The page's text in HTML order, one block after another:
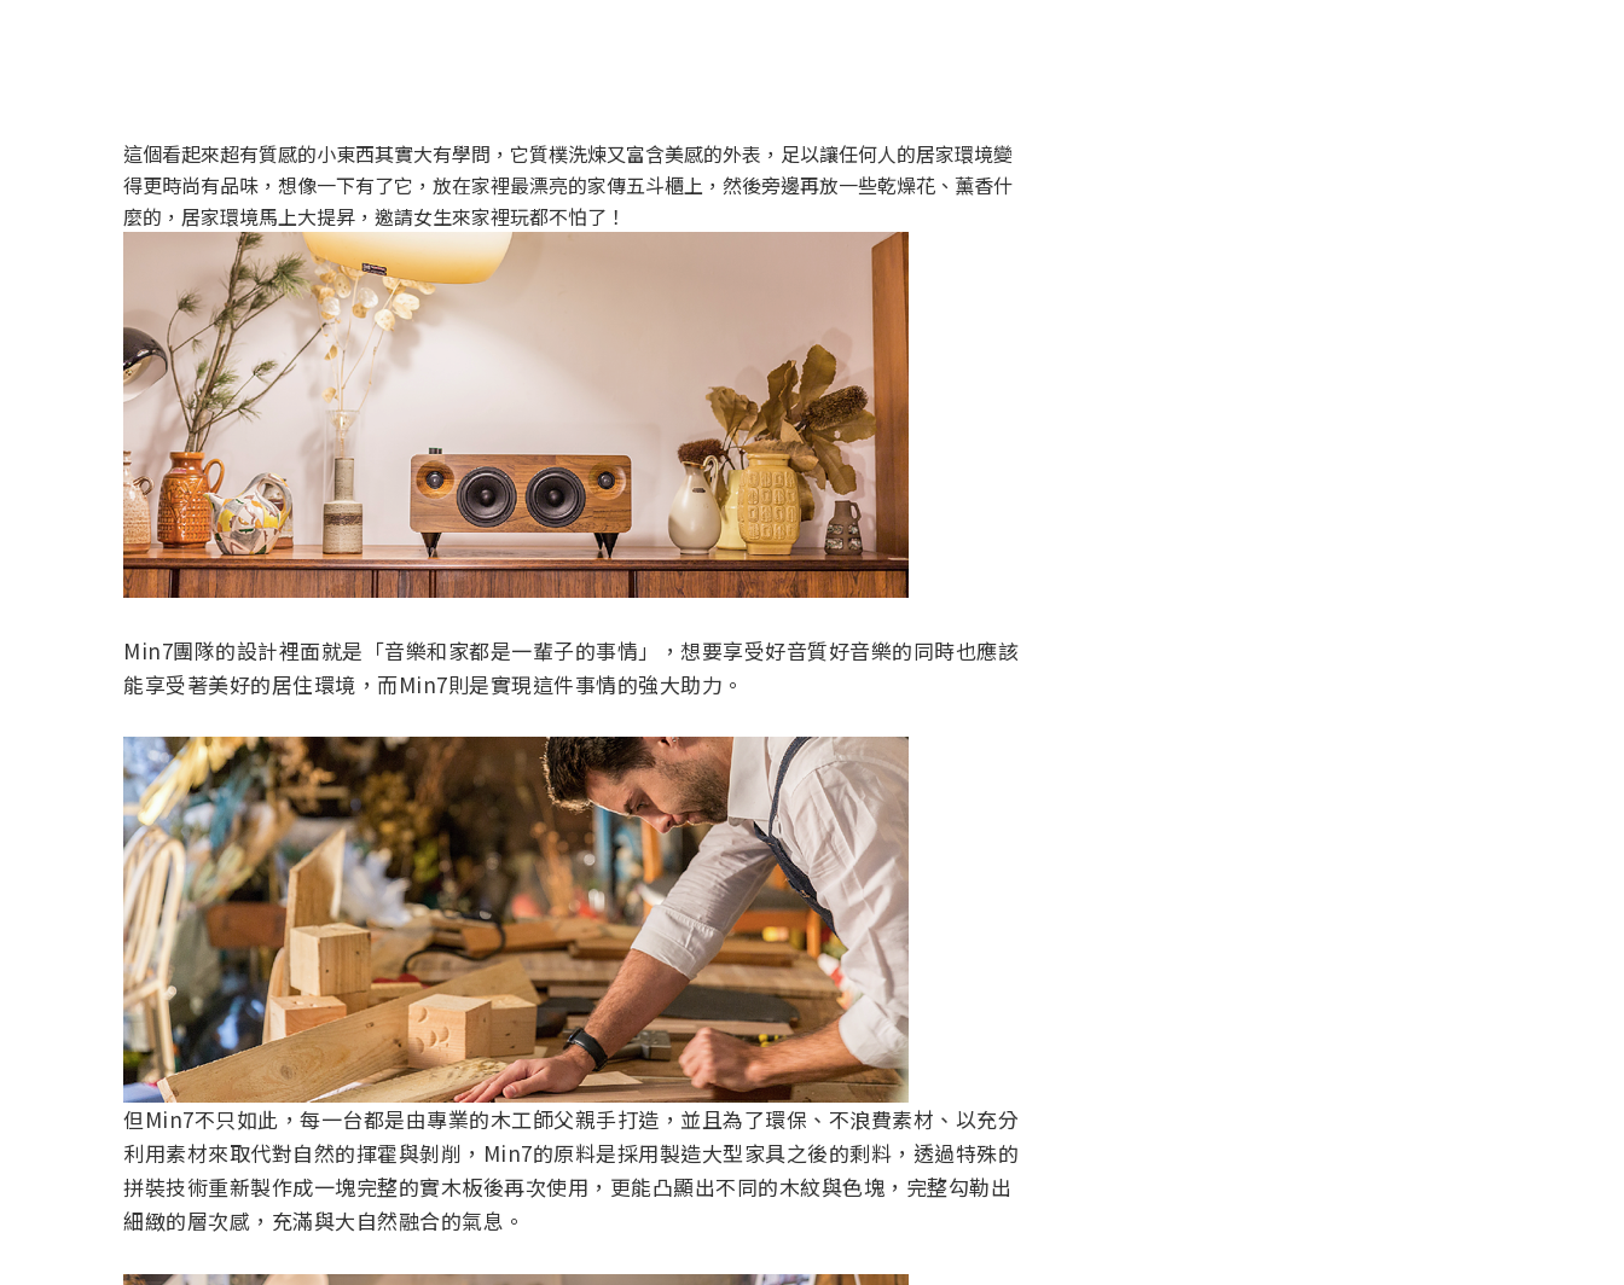
這個看起來超有質感的小東西其實大有學問，它質樸洗煉又富含美感的外表，足以讓任何人的居家環境變
得更時尚有品味，想像一下有了它，放在家裡最漂亮的家傳五斗櫃上，然後旁邊再放一些乾燥花、薰香什
麼的，居家環境馬上大提昇，邀請女生來家裡玩都不怕了！
Min7團隊的設計裡面就是「音樂和家都是一輩子的事情」，想要享受好音質好音樂的同時也應該
能享受著美好的居住環境，而Min7則是實現這件事情的強大助力。
但Min7不只如此，每一台都是由專業的木工師父親手打造，並且為了環保、不浪費素材、以充分
利用素材來取代對自然的揮霍與剝削，Min7的原料是採用製造大型家具之後的剩料，透過特殊的
拼裝技術重新製作成一塊完整的實木板後再次使用，更能凸顯出不同的木紋與色塊，完整勾勒出
細緻的層次感，充滿與大自然融合的氣息。